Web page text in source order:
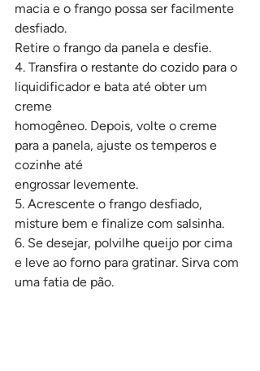
macia e o frango possa ser facilmente
desfiado.
Retire o frango da panela e desfie.
4. Transfira o restante do cozido para o
liquidificador e bata até obter um
creme
homogêneo. Depois, volte o creme
para a panela, ajuste os temperos e
cozinhe até
engrossar levemente.
5. Acrescente o frango desfiado,
misture bem e finalize com salsinha.
6. Se desejar, polvilhe queijo por cima
e leve ao forno para gratinar. Sirva com
uma fatia de pão.